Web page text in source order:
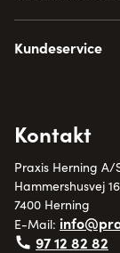
Kundeservice
Kontakt
Praxis Herning A/
Hammershusvej
7400 Herning
E-Mail:
97 12 82 82